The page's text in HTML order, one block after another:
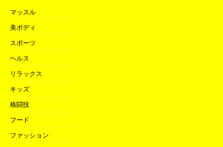
マッスル
美ボディ
スポーツ
ヘルス
リラックス
キッズ
格闘技
フード
ファッション